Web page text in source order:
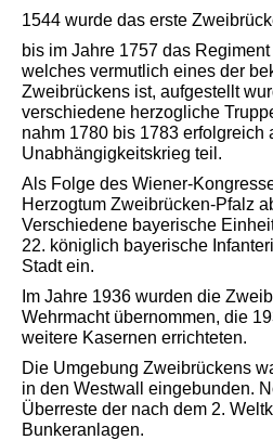
1544 wurde das erste
bis im Jahre 1757 das
welches vermutlich eines der
Zweibrückens ist, aufgestellt
verschiedene herzogliche
nahm 1780 bis 1783 erfolgreich
Unabhängigkeitskrieg teil.
Als Folge des Wiener-
Herzogtum Zweibrücken-Pfalz
Verschiedene bayerische
22. königlich bayerische
Stadt ein.
Im Jahre 1936 wurden die
Wehrmacht übernommen, die
weitere Kasernen errichteten.
Die Umgebung Zweibrückens
in den Westwall eingebunden.
Überreste der nach dem 2.
Bunkeranlagen.